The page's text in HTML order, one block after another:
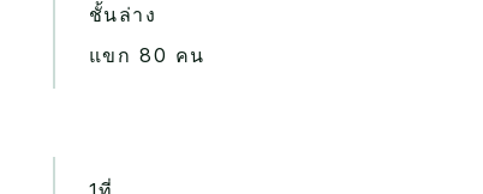
ชั้นล่าง
แขก 80 คน